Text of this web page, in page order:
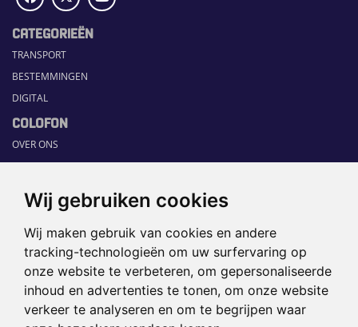
Wij gebruiken cookies
Wij maken gebruik van cookies en andere
tracking-technologieën om uw surfervaring op
onze website te verbeteren, om gepersonaliseerde
inhoud en advertenties te tonen, om onze website
verkeer te analyseren en om te begrijpen waar
CATEGORIEËN
TRANSPORT
BESTEMMINGEN
DIGITAL
COLOFON
OVER ONS
COMMUNICATION PLATFORM
RUBRIEKEN
HOME
SECTORGIDS
JOBS
HAPPENING